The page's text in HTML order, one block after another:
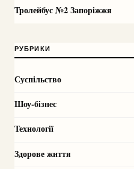
Тролейбус №2 Запоріжжя
РУБРИКИ
Суспільство
Шоу-бізнес
Технології
Здорове життя